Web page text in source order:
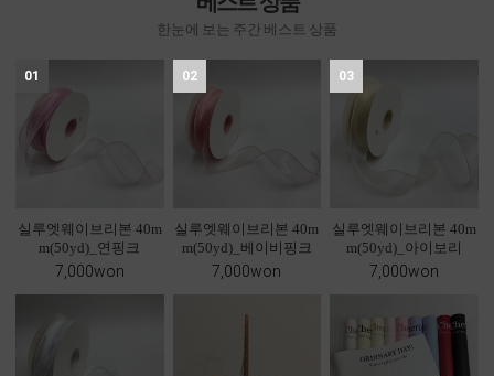
한눈에 보는 주간 베스트 상품
01
실루엣웨이브리본 40m
m(50yd)_연핑크
7,000won
02
실루엣웨이브리본 40m
m(50yd)_베이비핑크
7,000won
03
실루엣웨이브리본 40m
m(50yd)_아이보리
7,000won